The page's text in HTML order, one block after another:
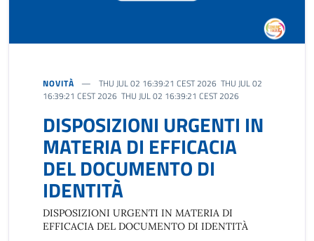
NOVITÀ
THU JUL 02 16:39:21 CEST 2026 THU JUL 02
16:39:21 CEST 2026 THU JUL 02 16:39:21 CEST 2026
DISPOSIZIONI URGENTI IN
MATERIA DI EFFICACIA
DEL DOCUMENTO DI
IDENTITÀ
DISPOSIZIONI URGENTI IN MATERIA DI
EFFICACIA DEL DOCUMENTO DI IDENTITÀ